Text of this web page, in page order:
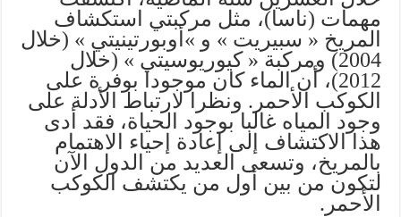
مهمات (ناسا)، مثل مركبتي استكشاف
المريخ « سبيريت » و »أوبورتينيتي » (خلال
2004) ومركبة « كيوريوسيتي » (خلال
2012)، أن الماء كان موجودا بوفرة على
الكوكب الأحمر. ونظرا لارتباط الأدلة على
وجود المياه غالبا بوجود الحياة، فقد أدى
هذا الاكتشاف إلى إعادة إحياء الاهتمام
بالمريخ، وتسعى العديد من الدول الآن
لتكون من بين أول من يكتشف الكوكب
الأحمر.